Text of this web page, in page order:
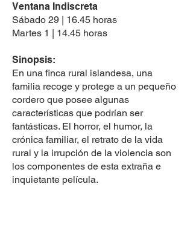
Ventana Indiscreta
Sábado 29 | 16.45 horas
Martes 1 | 14.45 horas
Sinopsis:
En una finca rural islandesa, una
familia recoge y protege a un pequeño
cordero que posee algunas
características que podrían ser
fantásticas. El horror, el humor, la
crónica familiar, el retrato de la vida
rural y la irrupción de la violencia son
los componentes de esta extraña e
inquietante película.